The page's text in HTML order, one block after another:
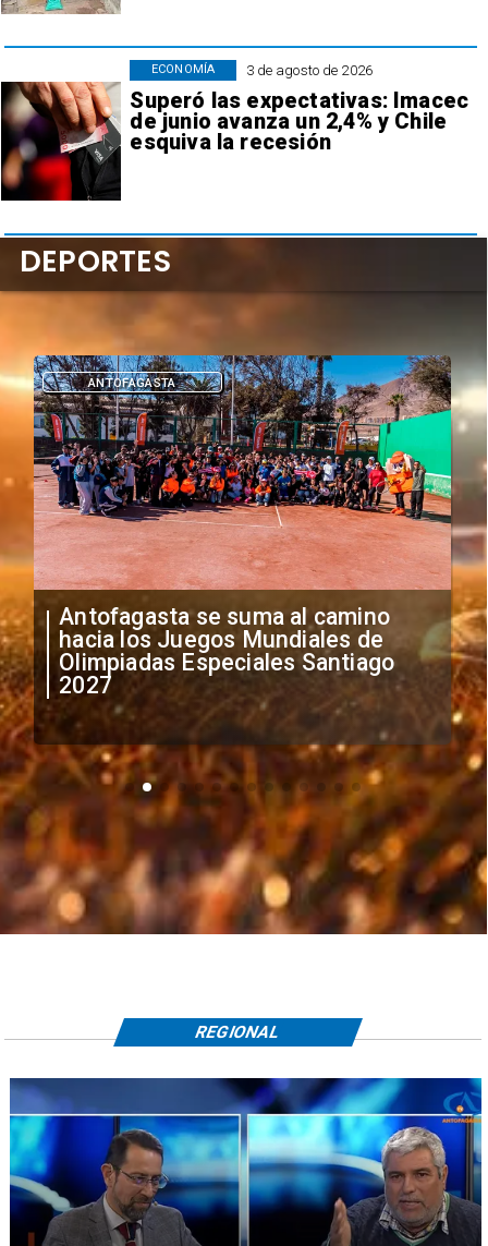
3 de agosto de 2026
Superó las expectativas: Imacec
de junio avanza un 2,4% y Chile
esquiva la recesión
ECONOMÍA
Antofagasta se suma al camino
hacia los Juegos Mundiales de
Olimpiadas Especiales Santiago
2027
ANTOFAGASTA
DEPORTES
REGIONAL